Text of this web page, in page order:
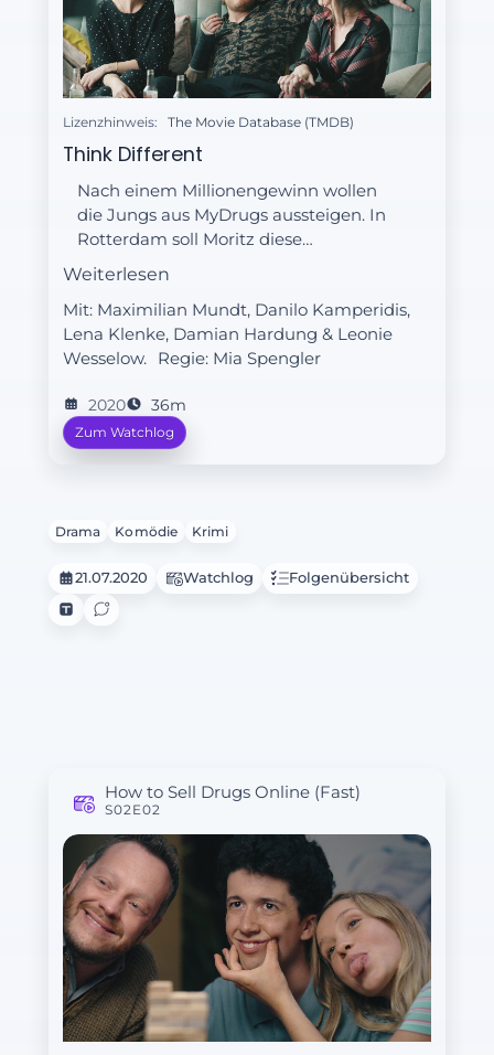
Lizenzhinweis: The Movie Database (TMDB)
Think Different
Nach einem Millionengewinn wollen
die Jungs aus MyDrugs aussteigen. In
Rotterdam soll Moritz diese
Entscheidung trotz seines mulmigen
Weiterlesen
Mit: Maximilian Mundt, Danilo Kamperidis,
Lena Klenke, Damian Hardung & Leonie
Wesselow.
Regie: Mia Spengler
2020 36m
Zum Watchlog
Drama Komödie Krimi
21.07.2020 Watchlog Folgenübersicht
How to Sell Drugs Online (Fast)
S02E02